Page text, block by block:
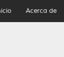
Acerca de